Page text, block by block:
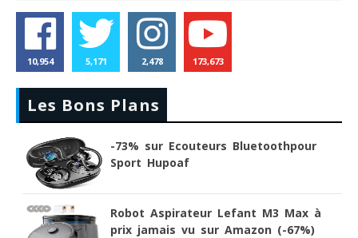
10,954 5,171 2,478 173,673
Les Bons Plans
-73% sur Ecouteurs Bluetoothpour
Sport Hupoaf
Robot Aspirateur Lefant M3 Max à
prix jamais vu sur Amazon (-67%)